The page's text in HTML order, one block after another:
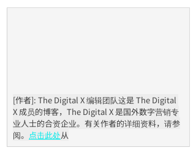
[作者]: The Digital X 编辑团队这是 The Digital
X 成员的博客，The Digital X 是国外数字营销专
业人士的合资企业。有关作者的详细资料，请参
阅。 点击此处从